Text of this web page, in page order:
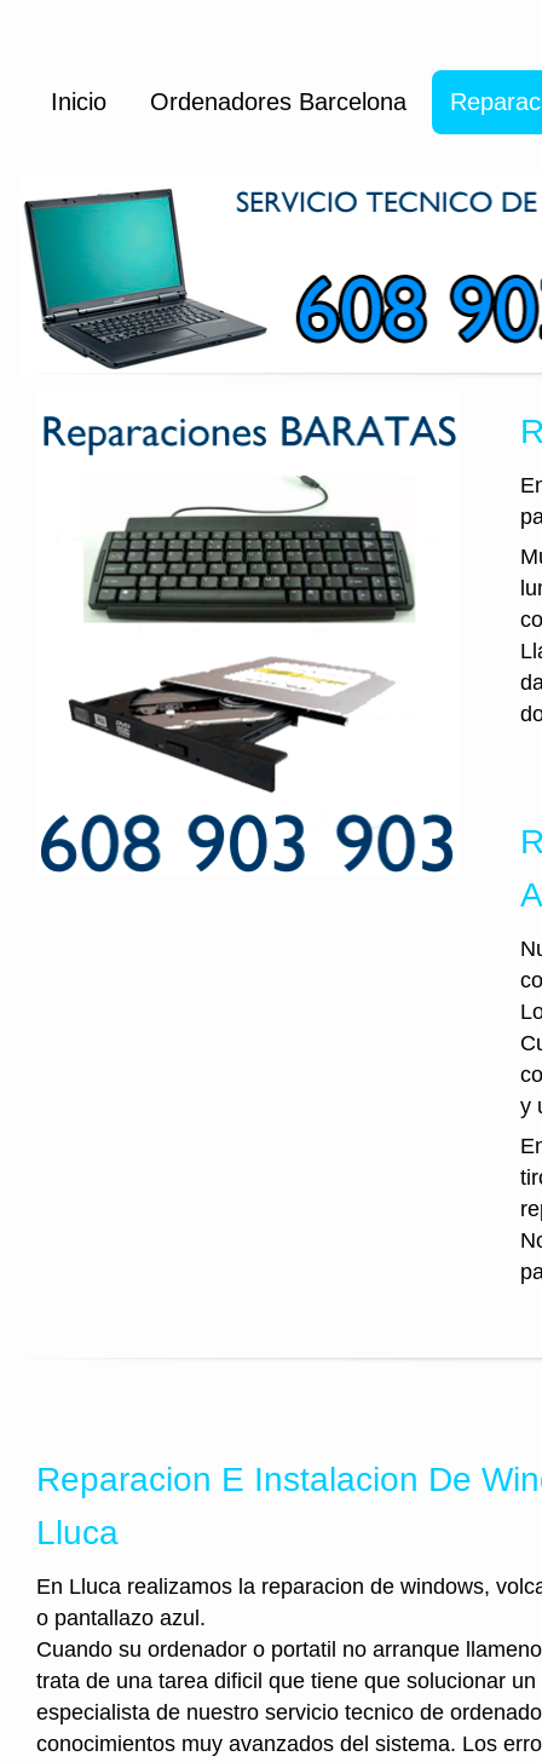
Inicio Ordenadores Barcelona
y
Reparacion E Instalacion De
Lluca
En Lluca realizamos la reparacion de windows,
o pantallazo azul.
Cuando su ordenador o portatil no arranque
trata de una tarea dificil que tiene que solucionar un
especialista de nuestro servicio tecnico de
conocimientos muy avanzados del sistema. Los